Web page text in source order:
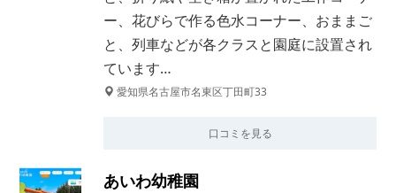
ー、花びらで作る色水コーナー、おままご
と、列車などが各クラスと園庭に設置され
ています…
愛知県名古屋市名東区丁田町33
口コミを見る
あいわ幼稚園